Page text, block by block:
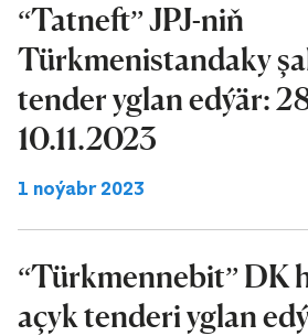
“Tatneft” JPJ-niň
Türkmenistandaky
tender yglan edýär:
10.11.2023
1 noýabr 2023
“Türkmennebit” DK
açyk tenderi yglan